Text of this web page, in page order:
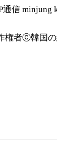
通信 minjung
権者ⓒ韓国の